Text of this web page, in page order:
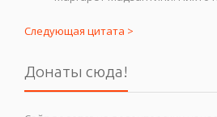
Следующая цитата >
Донаты сюда!